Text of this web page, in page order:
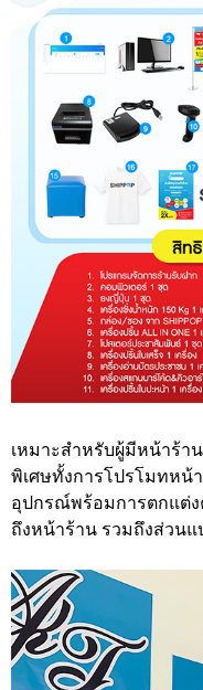
เหมาะสำหรับผู้มีหน้าร้า
พิเศษทั้งการโปรโมทหน้
อุปกรณ์พร้อมการตกแต่ง
ถึงหน้าร้าน รวมถึงส่วนแ